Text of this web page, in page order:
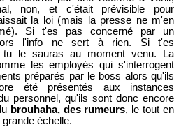
non, et c'était prévisible pour
la loi (mais la presse ne m'en
Si t'es pas concerné par un
l'info ne sert à rien. Si t'es
tu le sauras au moment venu. La
les employés qui s'interrogent
préparés par le boss alors qu'ils
été présentés aux instances
personnel, qu'ils sont donc encore
brouhaha, des rumeurs, le tout en
échelle.